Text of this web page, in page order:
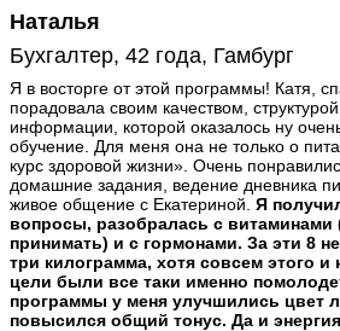
Наталья
Бухгалтер, 42 года, Гамбург
Я в восторге от этой программы! Катя,
порадовала своим качеством,
информации, которой оказалось ну
обучение. Для меня она не только о
курс здоровой жизни». Очень
домашние задания, ведение дневника
живое общение с Екатериной. Я
вопросы, разобралась с витаминами
принимать) и с гормонами. За эти 8
три килограмма, хотя совсем этого
цели были все таки именно
программы у меня улучшились цвет
повысился общий тонус. Да и